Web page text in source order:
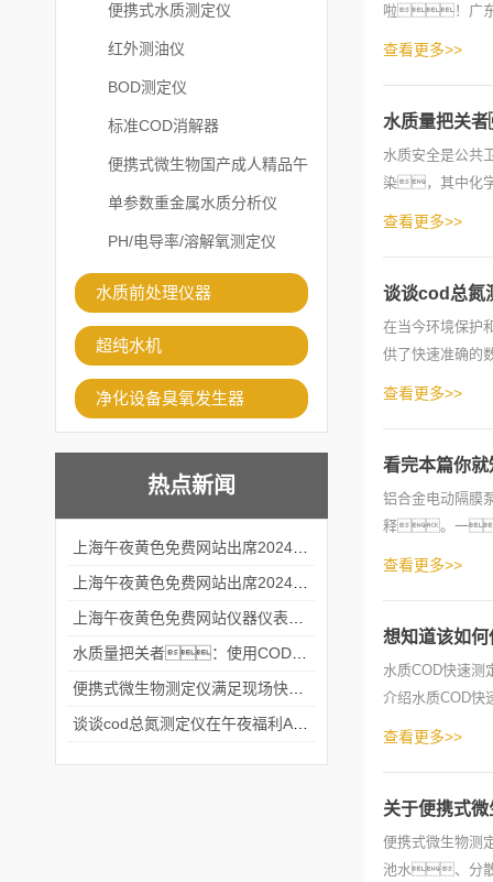
便携式水质测定仪
红外测油仪
BOD测定仪
标准COD消解器
便携式微生物国产成人精品午
夜福利APP
单参数重金属水质分析仪
PH/电导率/溶解氧测定仪
水质前处理仪器
超纯水机
净化设备臭氧发生器
热点新闻
啦！广东
会，即将于
查看更多>>
水质量把关
水质安全是公
染，其中化
着关键的“把关
查看更多>>
谈谈cod总氮
在当今环境保
供了快速准确
用的案例介绍
查看更多>>
看完本篇你
铝合金电动隔
释。一
c.检查泵的进出
查看更多>>
想知道该如
水质COD快速
介绍水质COD
作温度下
查看更多>>
关于便携式
便携式微生物
池水、分